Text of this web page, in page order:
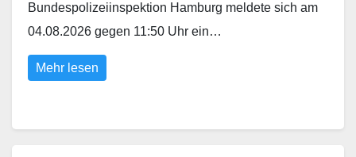
Bundespolizeiinspektion Hamburg meldete sich am
04.08.2026 gegen 11:50 Uhr ein…
Mehr lesen